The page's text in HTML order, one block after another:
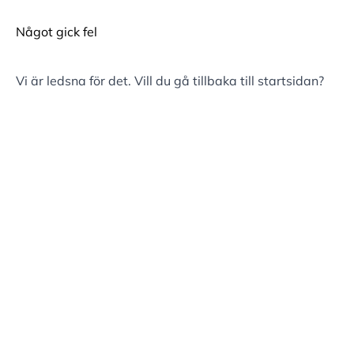
Något gick fel
Vi är ledsna för det. Vill du gå tillbaka till startsidan?